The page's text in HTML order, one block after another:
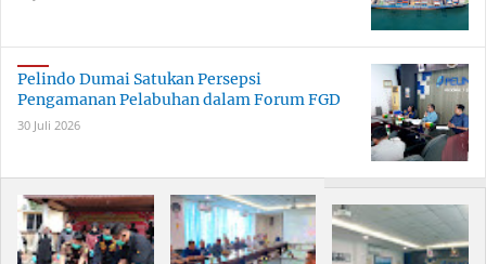
Pelindo Dumai Satukan Persepsi
Pengamanan Pelabuhan dalam Forum FGD
30 Juli 2026